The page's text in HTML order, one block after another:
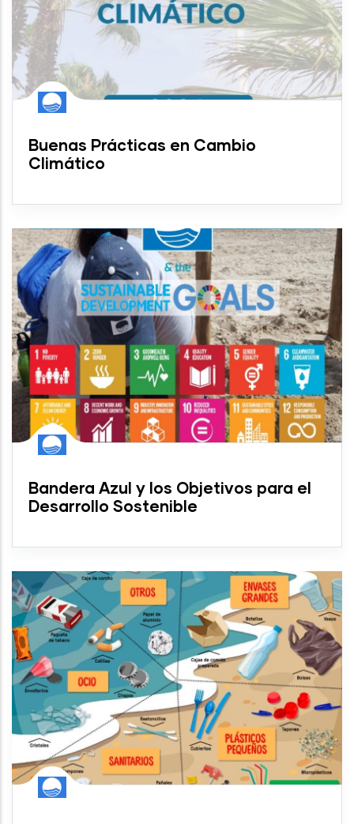
Buenas Prácticas en Cambio
Climático
Bandera Azul y los Objetivos para el
Desarrollo Sostenible